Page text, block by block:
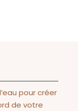
pour créer
de votre